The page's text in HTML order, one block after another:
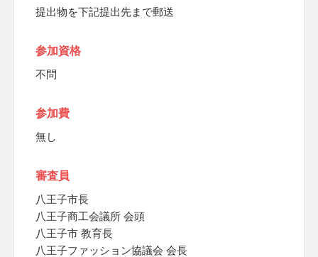
提出物を下記提出先まで郵送
参加資格
不問
参加費
無し
審査員
八王子市長
八王子商工会議所 会頭
八王子市 教育長
八王子ファッション協議会 会長